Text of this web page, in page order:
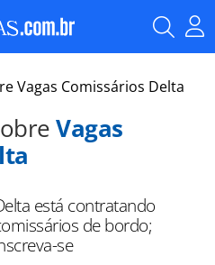
Vagas Comissários Delta
Vagas
está contratando
de bordo;
se